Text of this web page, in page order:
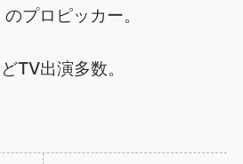
プロピッカー。
TV出演多数。